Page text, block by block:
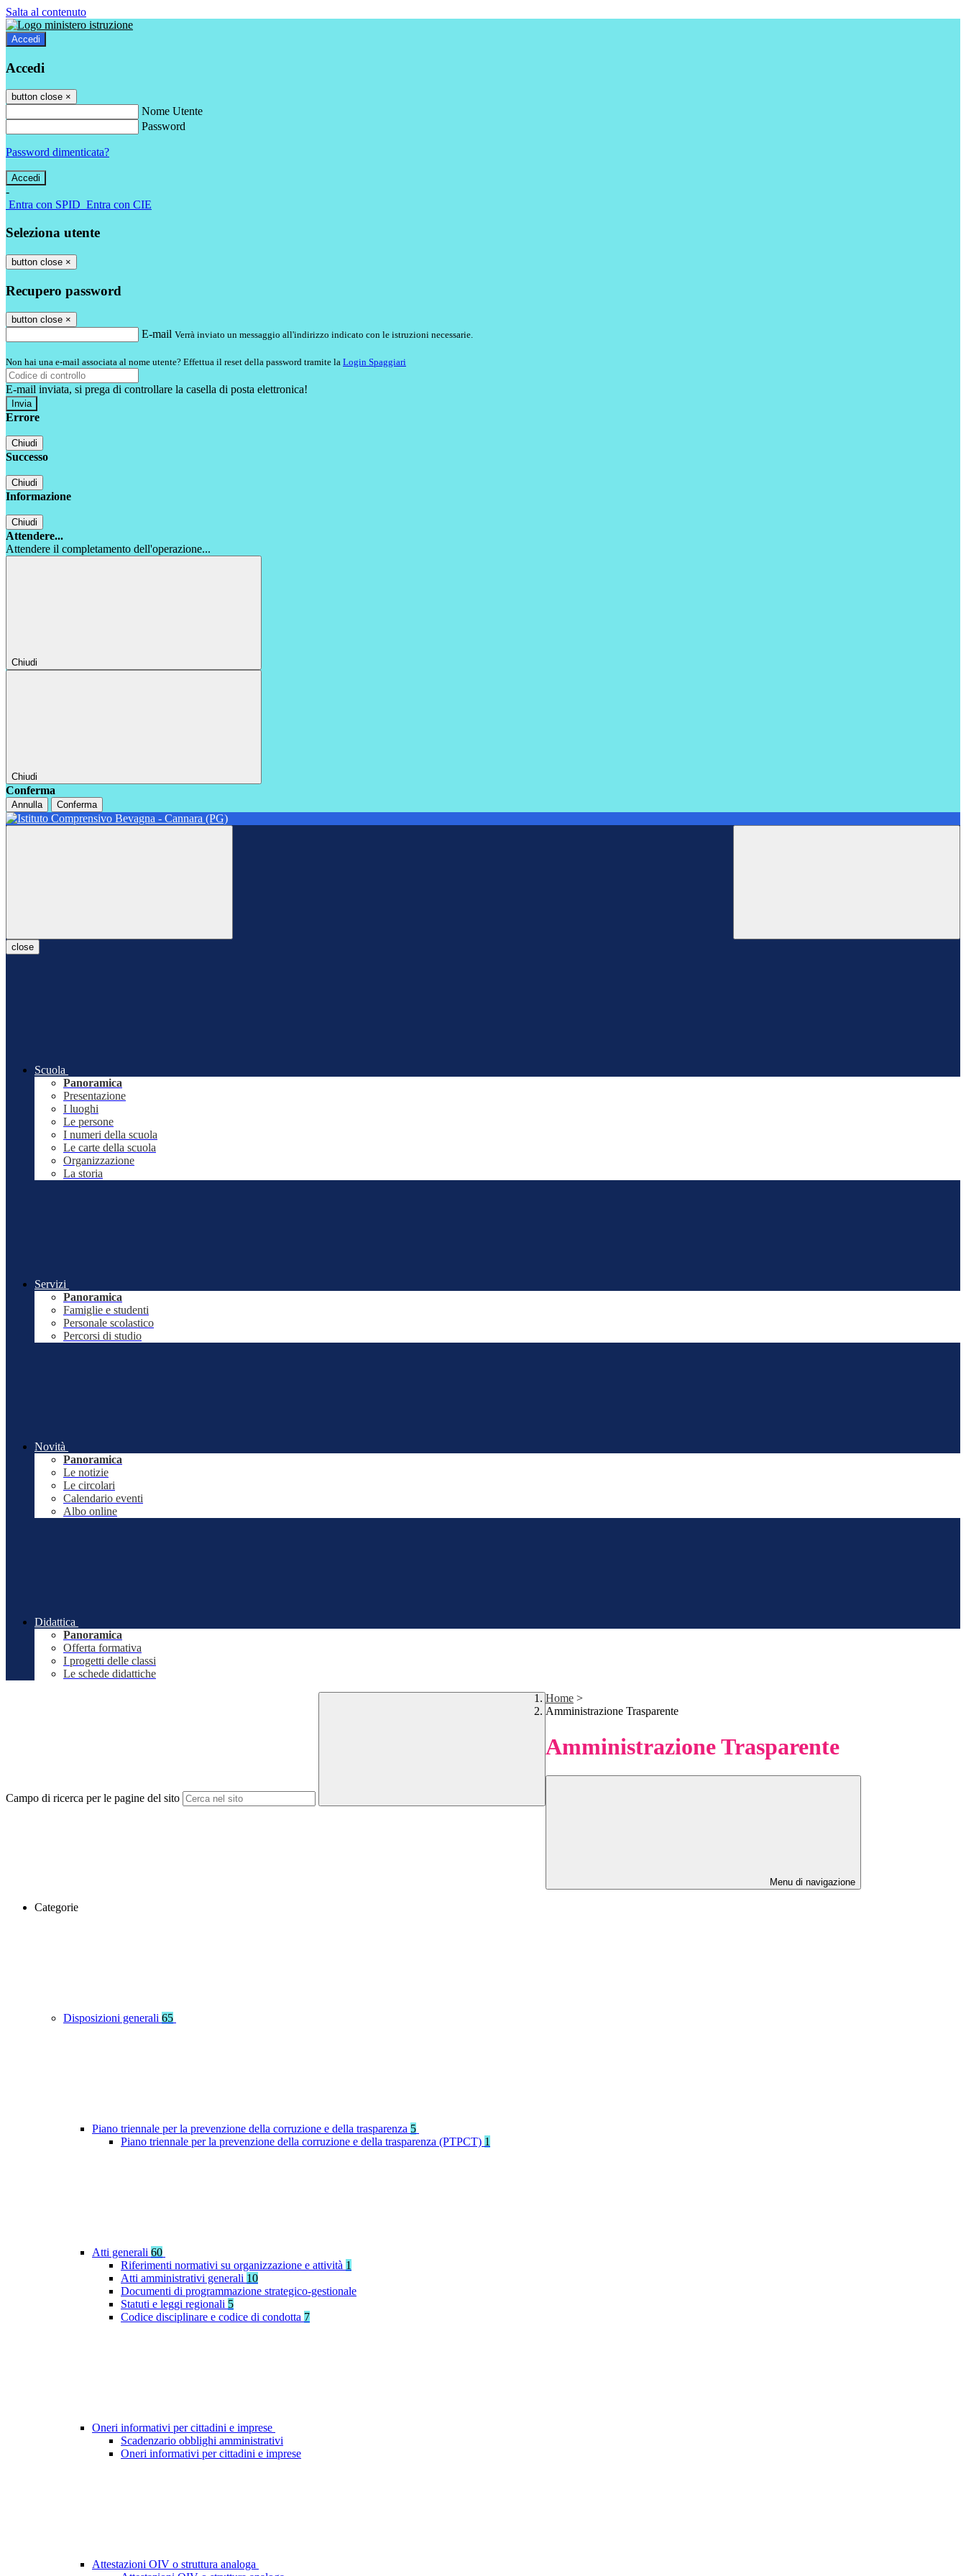
Salta al contenuto
Accedi
Accedi
button close ×
Nome Utente
Password
Password dimenticata?
-
Entra con SPID Entra con CIE
Seleziona utente
button close ×
Recupero password
button close ×
E-mail Verrà inviato un messaggio all'indirizzo indicato con le istruzioni necessarie.
Non hai una e-mail associata al nome utente? Effettua il reset della password tramite la Login Spaggiari
E-mail inviata, si prega di controllare la casella di posta elettronica!
Errore
Chiudi
Successo
Chiudi
Informazione
Chiudi
Attendere...
Attendere il completamento dell'operazione...
Chiudi
Chiudi
Conferma
Annulla Conferma
close
Scuola
Panoramica
Presentazione
I luoghi
Le persone
I numeri della scuola
Le carte della scuola
Organizzazione
La storia
Servizi
Panoramica
Famiglie e studenti
Personale scolastico
Percorsi di studio
Novità
Panoramica
Le notizie
Le circolari
Calendario eventi
Albo online
Didattica
Panoramica
Offerta formativa
I progetti delle classi
Le schede didattiche
Campo di ricerca per le pagine del sito
Home >
Amministrazione Trasparente
Amministrazione Trasparente
Menu di navigazione
Categorie
Disposizioni generali 65
Piano triennale per la prevenzione della corruzione e della trasparenza 5
Piano triennale per la prevenzione della corruzione e della trasparenza (PTPCT) 1
Atti generali 60
Riferimenti normativi su organizzazione e attività 1
Atti amministrativi generali 10
Documenti di programmazione strategico-gestionale
Statuti e leggi regionali 5
Codice disciplinare e codice di condotta 7
Oneri informativi per cittadini e imprese
Scadenzario obblighi amministrativi
Oneri informativi per cittadini e imprese
Attestazioni OIV o struttura analoga